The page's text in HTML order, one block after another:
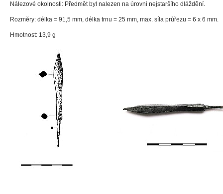
Nálezové okolnosti: Předmět byl nalezen na úrovni nejstaršího dláždění.
Rozměry: délka = 91,5 mm, délka trnu = 25 mm, max. síla průřezu = 6 x 6 mm.
Hmotnost: 13,9 g